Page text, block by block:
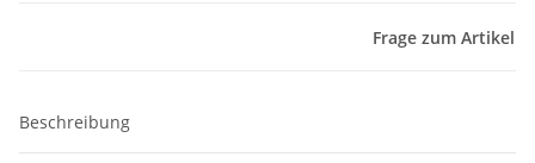
Frage zum Artikel
Beschreibung